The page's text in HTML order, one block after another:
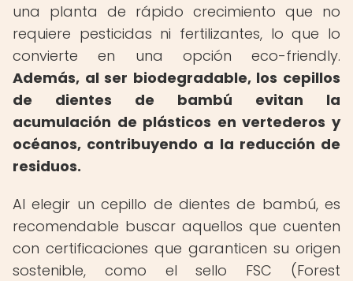
una planta de rápido crecimiento que no
requiere pesticidas ni fertilizantes, lo que lo
convierte en una opción eco-friendly.
Además, al ser biodegradable, los cepillos
de dientes de bambú evitan la
acumulación de plásticos en vertederos y
océanos, contribuyendo a la reducción de
residuos.
Al elegir un cepillo de dientes de bambú, es
recomendable buscar aquellos que cuenten
con certificaciones que garanticen su origen
sostenible, como el sello FSC (Forest